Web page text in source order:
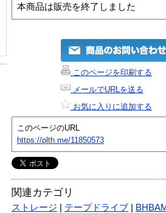
本商品は販売を終了しました
このページを印刷する
メールでURLを送る
お気に入りに追加する
このページのURL
https://plth.me/11850573
関連カテゴリ
ストレージ テープドライブ